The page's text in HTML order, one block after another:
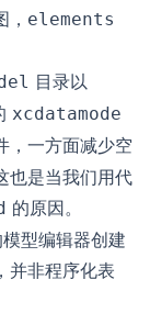
elements
目录以
xcdatamode
，一方面减少空
也是当我们用代
的原因。
型编辑器创建
并非程序化表